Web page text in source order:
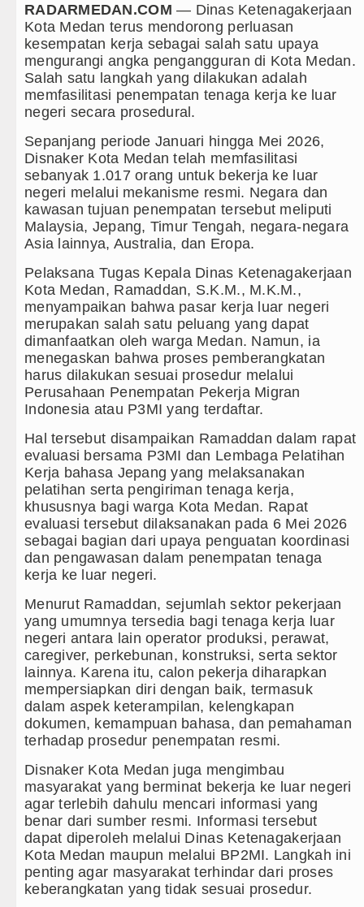
Serapan Anggaran Terendah,
Gubernur Bobby Nasution Siapkan
Kapolda Sumut Rombak Puluhan
Wabup Deli Serdang Lantik 25
Ketua GRIB Jaya Labuhanbatu
Gubernur Bobby Nasution Minta
Rico Waas : Kemerdekaan Harus
Liverpool vs Monaco Laga
Manchester City vs Atletico Madrid
Serapan Anggaran Terendah,
Gubernur Bobby Nasution Siapkan
Kapolda Sumut Rombak Puluhan
Wabup Deli Serdang Lantik 25
Ketua GRIB Jaya Labuhanbatu
Gubernur Bobby Nasution Minta
RADARMEDAN.COM— Dinas Ketenagakerjaan
Kota Medan terus mendorong perluasan
kesempatan kerja sebagai salah satu upaya
mengurangi angka pengangguran di Kota Medan.
Salah satu langkah yang dilakukan adalah
memfasilitasi penempatan tenaga kerja ke luar
negeri secara prosedural.
Sepanjang periode Januari hingga Mei 2026,
Disnaker Kota Medan telah memfasilitasi
sebanyak 1.017 orang untuk bekerja ke luar
negeri melalui mekanisme resmi. Negara dan
kawasan tujuan penempatan tersebut meliputi
Malaysia, Jepang, Timur Tengah, negara-negara
Asia lainnya, Australia, dan Eropa.
Pelaksana Tugas Kepala Dinas Ketenagakerjaan
Kota Medan, Ramaddan, S.K.M., M.K.M.,
menyampaikan bahwa pasar kerja luar negeri
merupakan salah satu peluang yang dapat
dimanfaatkan oleh warga Medan. Namun, ia
menegaskan bahwa proses pemberangkatan
harus dilakukan sesuai prosedur melalui
Perusahaan Penempatan Pekerja Migran
Indonesia atau P3MI yang terdaftar.
Hal tersebut disampaikan Ramaddan dalam rapat
evaluasi bersama P3MI dan Lembaga Pelatihan
Kerja bahasa Jepang yang melaksanakan
pelatihan serta pengiriman tenaga kerja,
khususnya bagi warga Kota Medan. Rapat
evaluasi tersebut dilaksanakan pada 6 Mei 2026
sebagai bagian dari upaya penguatan koordinasi
dan pengawasan dalam penempatan tenaga
kerja ke luar negeri.
Menurut Ramaddan, sejumlah sektor pekerjaan
yang umumnya tersedia bagi tenaga kerja luar
negeri antara lain operator produksi, perawat,
caregiver, perkebunan, konstruksi, serta sektor
lainnya. Karena itu, calon pekerja diharapkan
mempersiapkan diri dengan baik, termasuk
dalam aspek keterampilan, kelengkapan
dokumen, kemampuan bahasa, dan pemahaman
terhadap prosedur penempatan resmi.
Disnaker Kota Medan juga mengimbau
masyarakat yang berminat bekerja ke luar negeri
agar terlebih dahulu mencari informasi yang
benar dari sumber resmi. Informasi tersebut
dapat diperoleh melalui Dinas Ketenagakerjaan
Kota Medan maupun melalui BP2MI. Langkah ini
penting agar masyarakat terhindar dari proses
keberangkatan yang tidak sesuai prosedur.